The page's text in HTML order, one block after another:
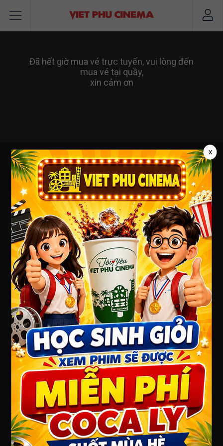
Đã hết giờ mua vé trực tuyến, vui lòng đến
mua vé tại quầy,
xin cảm ơn
x
VIỆT PHÚ CINEMA
CÔNG TY TNHH DỊCH VỤ NGUỒN MỚI
Số ĐKKD : 3502124082 - cấp ngày : 19/04/2012 tại Sở
KHĐT Tỉnh BRVT
Địa chỉ : 7 Lê Hồng Phong, Phường 7, Thành phố Vũng
Tàu, Bà Rịa - Vũng Tàu
Điện thoại: 0254 3573 655
Website: www.vietphucinema.com
GIỚI THIỆU
Việt Phú Cinema Vũng Tàu
QUY ĐỊNH CHÍNH SÁCH
Chính sách bảo mật thông tin
Chính sách giá và thanh toán
Chính sách giao nhận
Chính sách đổi trả/ hoàn tiền
PHÂN LOẠI PHỔ BIẾN PHIM
FANPAGE